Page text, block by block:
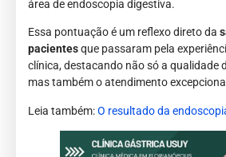
área de endoscopia digestiva.
Essa pontuação é um reflexo direto da
pacientesque passaram pela
clínica, destacando não só a qualidade
mas também o atendimento
Leia também:O resultado da